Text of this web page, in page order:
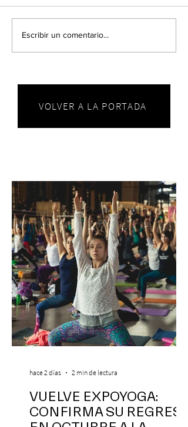
Escribir un comentario...
VOLVER A LA PORTADA
VUELVE EXPOYOGA:
CONFIRMA SU REGRESO
hace 2 días 2 min de lectura